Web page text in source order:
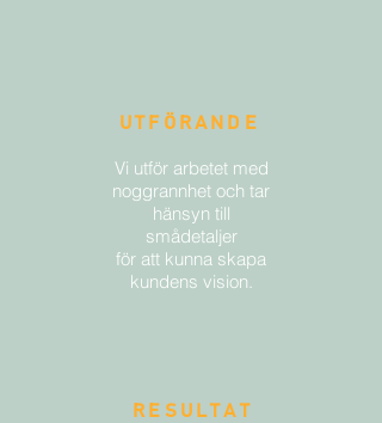
UTFÖRANDE
Vi utför arbetet med
noggrannhet och tar
hänsyn till
smådetaljer
för att kunna skapa
kundens vision.
RESULTAT